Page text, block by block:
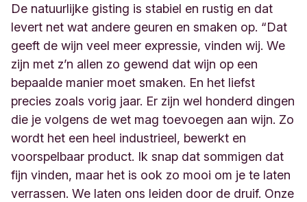
De natuurlijke gisting is stabiel en rustig en dat
levert net wat andere geuren en smaken op. “Dat
geeft de wijn veel meer expressie, vinden wij. We
zijn met z’n allen zo gewend dat wijn op een
bepaalde manier moet smaken. En het liefst
precies zoals vorig jaar. Er zijn wel honderd dingen
die je volgens de wet mag toevoegen aan wijn. Zo
wordt het een heel industrieel, bewerkt en
voorspelbaar product. Ik snap dat sommigen dat
fijn vinden, maar het is ook zo mooi om je te laten
verrassen. We laten ons leiden door de druif. Onze